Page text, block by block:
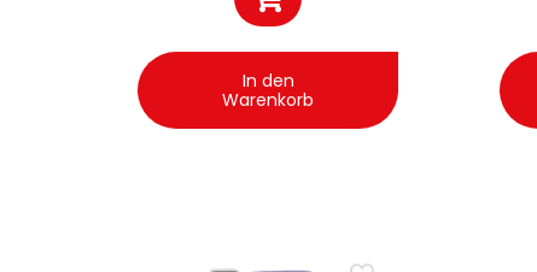
In den
Warenkorb